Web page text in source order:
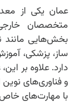
عمان یکی از
متخصصان
بخش‌هایی مانند
ساز، پزشکی،
دارد. علاوه بر
و فناوری‌های
با مهارت‌های